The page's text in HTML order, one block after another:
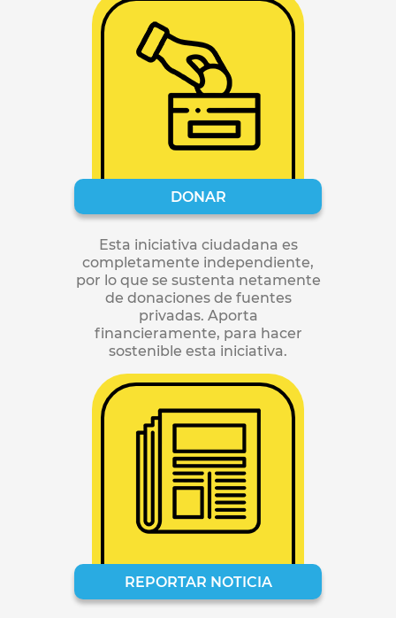
DONAR
Esta iniciativa ciudadana es
completamente independiente,
por lo que se sustenta netamente
de donaciones de fuentes
privadas. Aporta
ﬁnancieramente, para hacer
sostenible esta iniciativa.
REPORTAR NOTICIA